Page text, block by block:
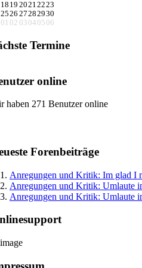
18 19 20212223
2526 27282930
01 02 03 04 05 06
Termine
online
haben 271 Benutzer online
Forenbeiträge
Anregungen und Kritik: Im glad I
Anregungen und Kritik: Umlaute
Anregungen und Kritik: Umlaute